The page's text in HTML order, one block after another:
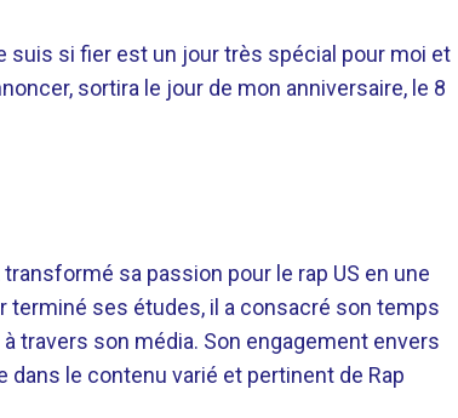
suis si fier est un jour très spécial pour moi et
sortira le jour de mon anniversaire, le 8
sa passion pour le rap US en une
ses études, il a consacré son temps
travers son média. Son engagement envers
le contenu varié et pertinent de Rap